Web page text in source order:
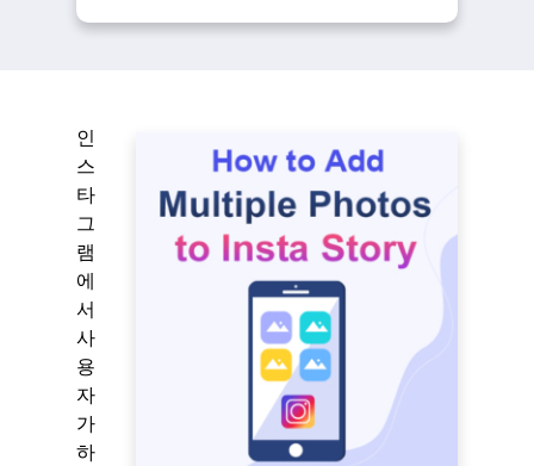
인
스
타
그
램
에
서
사
용
자
가
하